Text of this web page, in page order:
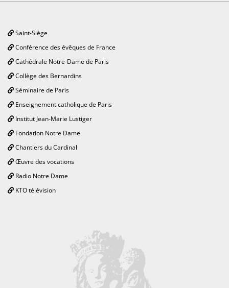
Saint-Siège
Conférence des évêques de France
Cathédrale Notre-Dame de Paris
Collège des Bernardins
Séminaire de Paris
Enseignement catholique de Paris
Institut Jean-Marie Lustiger
Fondation Notre Dame
Chantiers du Cardinal
Œuvre des vocations
Radio Notre Dame
KTO télévision